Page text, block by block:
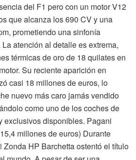
del F1 pero con un motor V12
que alcanza los 690 CV y una
prometiendo una sinfonía
atención al detalle es extrema,
térmicas de oro de 18 quilates en
Su reciente aparición en
casi 18 millones de euros, lo
nuevo más caro jamás vendido
como uno de los coches de
exclusivos disponibles. Pagani
millones de euros) Durante
HP Barchetta ostentó el título